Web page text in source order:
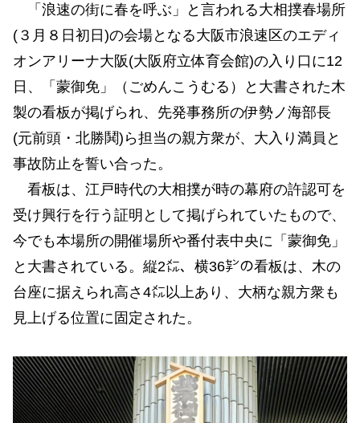
「浪速の街に春を呼ぶ」と言われる大相撲春場所
(３月８日初日)の会場となる大阪市浪速区のエディ
オンアリーナ大阪(大阪府立体育会館)の入り口に12
日、「蒙御免」（ごめんこうむる）と大書された木
製の看板が掲げられ、先発事務所の伊勢ノ海部長
(元前頭・北勝鬨)ら担当の親方衆が、大入り満員と
事故防止を誓い合った。
看板は、江戸時代の大相撲が時の幕府の許認可を
受け興行を行う証明として掲げられていたもので、
今でも本場所の開催場所や番付表中央に「蒙御免」
と大書されている。縦2㍍、横36㌢の看板は、木の
台座に据えられ高さ4㍍以上あり、大柄な親方衆も
見上げる位置に固定された。